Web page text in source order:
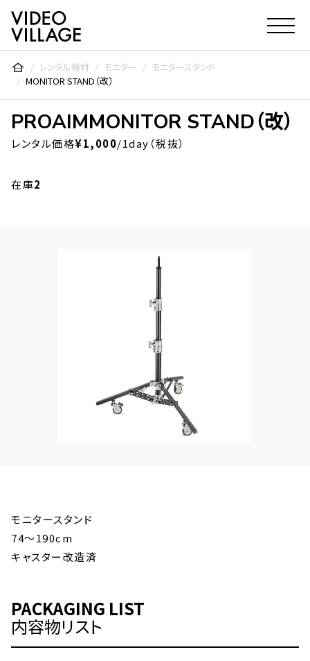
Video Village Inc.
レンタル機材 モニター
モニタースタンド
MONITOR STAND（改）
PROAIMMONITOR STAND（改）
レンタル価格¥1,000/1day（税抜）
在庫2
モニタースタンド
74～190cm
キャスター改造済
PACKAGING LIST
内容物リスト